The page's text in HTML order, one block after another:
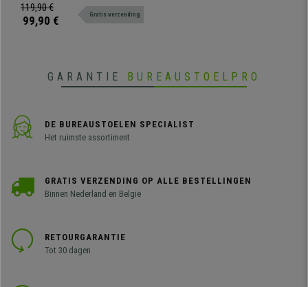
frame en stevig houten zitting en
rugleuning.
119,90 €
99,90 € Gratis verzending
GARANTIE BUREAUSTOELPRO
DE BUREAUSTOELEN SPECIALIST
Het ruimste assortiment
GRATIS VERZENDING OP ALLE BESTELLINGEN
Binnen Nederland en België
RETOURGARANTIE
Tot 30 dagen